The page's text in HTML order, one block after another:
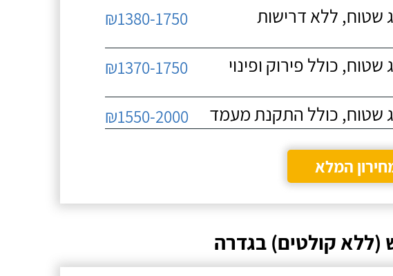
ליטר, על גג שטוח, ללא דרישות
₪1380-1750
ליטר, על גג שטוח, כולל פירוק ופינוי
₪1370-1750
₪1550-2000
המלא
(ללא קולטים) בגדרה